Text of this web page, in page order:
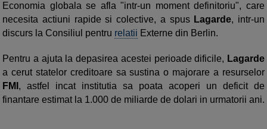
Economia globala se afla "intr-un moment definitoriu", care
necesita actiuni rapide si colective, a spus Lagarde, intr-un
discurs la Consiliul pentru relatii Externe din Berlin.
Pentru a ajuta la depasirea acestei perioade dificile, Lagarde
a cerut statelor creditoare sa sustina o majorare a resurselor
FMI , astfel incat institutia sa poata acoperi un deficit de
finantare estimat la 1.000 de miliarde de dolari in urmatorii ani.